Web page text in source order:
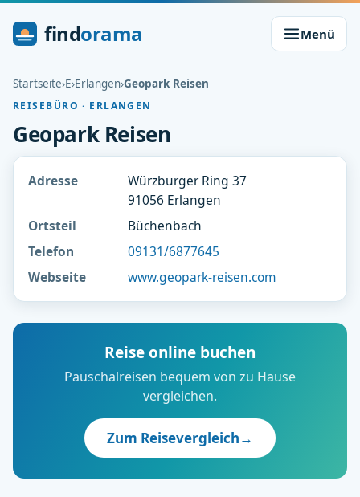
findorama Menü
Startseite›E›Erlangen›Geopark Reisen
REISEBÜRO · ERLANGEN
Geopark Reisen
Adresse
Würzburger Ring 37
91056 Erlangen
Ortsteil
Büchenbach
Telefon
09131/6877645
Webseite
www.geopark-reisen.com
Reise online buchen
Pauschalreisen bequem von zu Hause
vergleichen.
Zum Reisevergleich→